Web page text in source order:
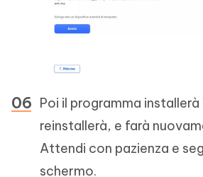
Poi il programma
reinstallerà, e farà
Attendi con pazienza e
schermo.